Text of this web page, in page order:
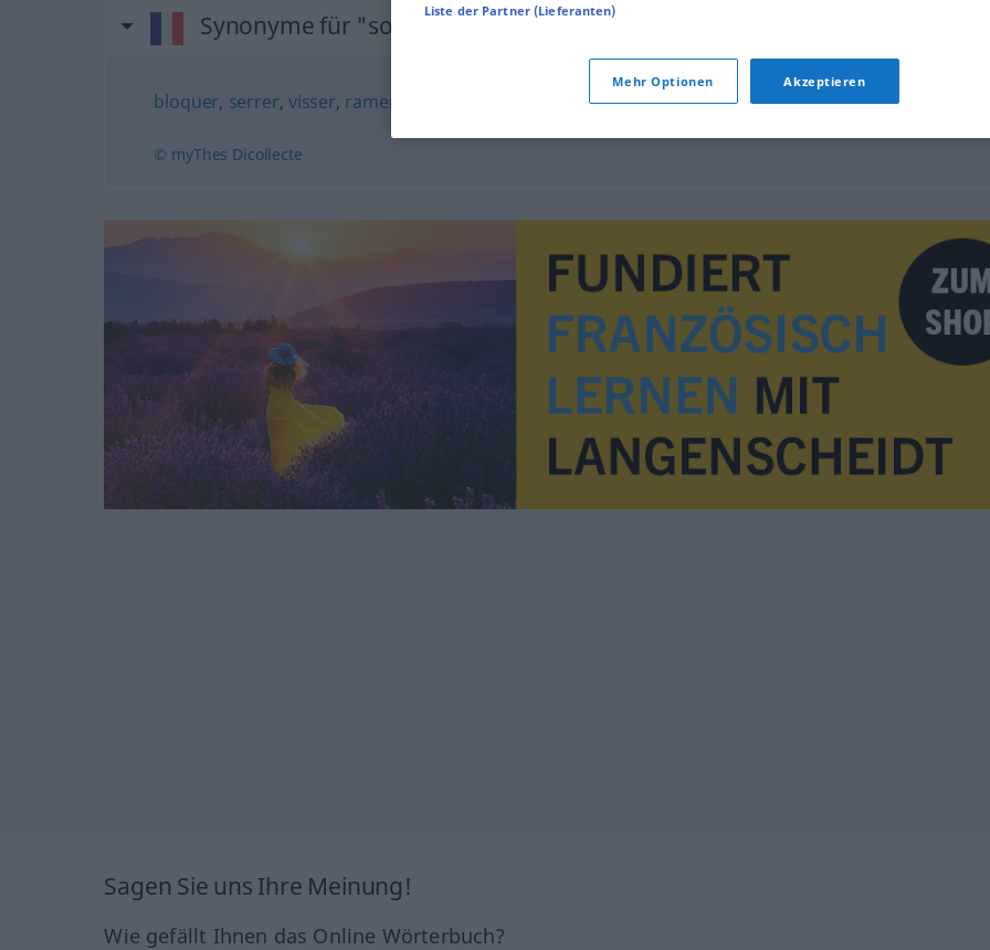
Synonyme für "souquer"
bloquer, serrer, visser, ramer
© myThes Dicollecte
Sagen Sie uns Ihre Meinung!
Wie gefällt Ihnen das Online Wörterbuch?
Liste der Partner (Lieferanten)
Mehr Optionen Akzeptieren